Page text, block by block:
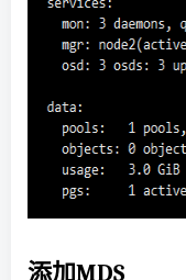
添加MDS